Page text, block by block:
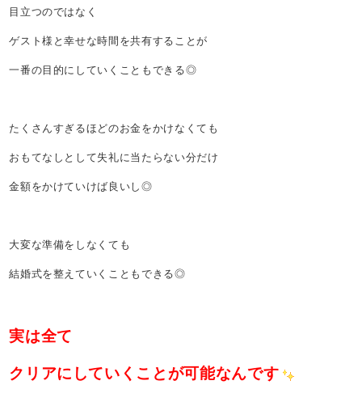
目立つのではなく
ゲスト様と幸せな時間を共有することが
一番の目的にしていくこともできる◎
たくさんすぎるほどのお金をかけなくても
おもてなしとして失礼に当たらない分だけ
金額をかけていけば良いし◎
大変な準備をしなくても
結婚式を整えていくこともできる◎
実は全て
クリアにしていくことが可能なんです